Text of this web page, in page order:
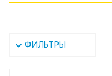
ФИЛЬТРЫ